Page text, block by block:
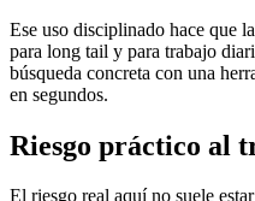
Ese uso disciplinado hace que
para long tail y para trabajo
búsqueda concreta con una
en segundos.
Riesgo práctico al
El riesgo real aquí no suele